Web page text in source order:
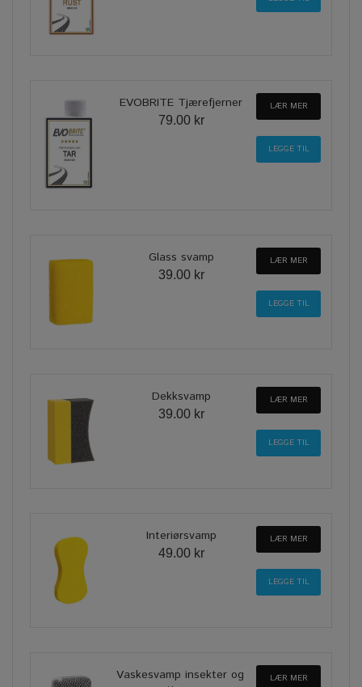
EVOBRITE Tjærefjerner
79.00 kr
LÆR MER
Glass svamp
39.00 kr
LÆR MER
Dekksvamp
39.00 kr
LÆR MER
Interiørsvamp
49.00 kr
LÆR MER
Vaskesvamp insekter og
LÆR MER